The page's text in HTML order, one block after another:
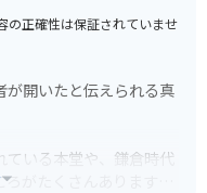
正確性は保証されていませ
開いたと伝えられる真
ている本堂や、鎌倉時代
がたくさんあります。